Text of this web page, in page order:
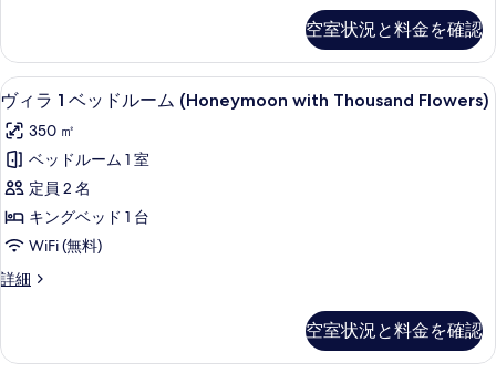
ム
(Honeymoon
Signature)
の
す
べ
て
の
写
真
表
ベ
ッ
ド
ル
ー
ム
Signature)
の
詳
細
空室状況と料金を確認
ヴ
ィ
ラ
ベ
ッ
ド
ル
ム
ヴィラ 1 ベッドルーム (Honeymoon
18
ヴィラ 1 ベッドルーム (Honeymoon with Thousand Flowers)
350 ㎡
ベッドルーム 1 室
定員 2 名
キングベッド 1 台
WiFi (無料)
詳細
ヴ
ベ
空室状況と料金を確認